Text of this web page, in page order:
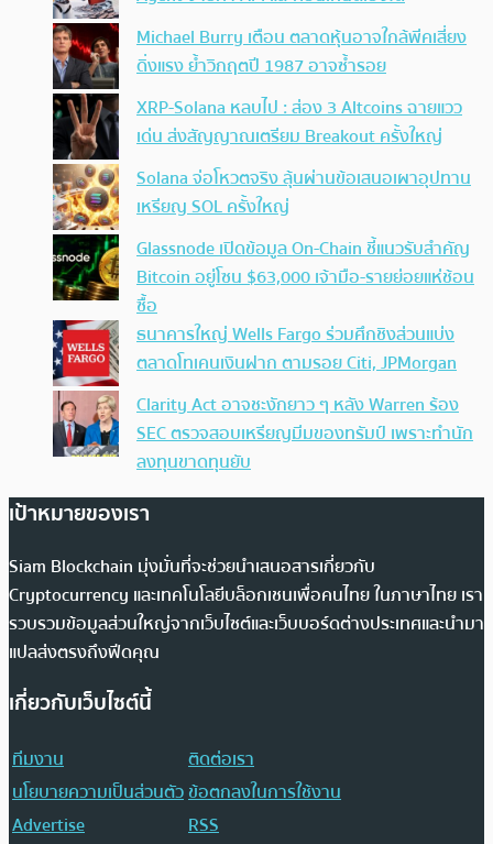
Michael Burry เตือน ตลาดหุ้นอาจใกล้พีคเสี่ยง
ดิ่งแรง ย้ำวิกฤตปี 1987 อาจซ้ำรอย
XRP-Solana หลบไป : ส่อง 3 Altcoins ฉายแวว
เด่น ส่งสัญญาณเตรียม Breakout ครั้งใหญ่
Solana จ่อโหวตจริง ลุ้นผ่านข้อเสนอเผาอุปทาน
เหรียญ SOL ครั้งใหญ่
Glassnode เปิดข้อมูล On-Chain ชี้แนวรับสำคัญ
Bitcoin อยู่โซน $63,000 เจ้ามือ-รายย่อยแห่ช้อน
ซื้อ
ธนาคารใหญ่ Wells Fargo ร่วมศึกชิงส่วนแบ่ง
ตลาดโทเคนเงินฝาก ตามรอย Citi, JPMorgan
Clarity Act อาจชะงักยาว ๆ หลัง Warren ร้อง
SEC ตรวจสอบเหรียญมีมของทรัมป์ เพราะทำนัก
ลงทุนขาดทุนยับ
เป้าหมายของเรา
Siam Blockchain มุ่งมั่นที่จะช่วยนำเสนอสารเกี่ยวกับ
Cryptocurrency และเทคโนโลยีบล็อกเชนเพื่อคนไทย ในภาษาไทย เรา
รวบรวมข้อมูลส่วนใหญ่จากเว็บไซต์และเว็บบอร์ดต่างประเทศและนำมา
แปลส่งตรงถึงฟีดคุณ
เกี่ยวกับเว็บไซต์นี้
ทีมงาน
ติดต่อเรา
นโยบายความเป็นส่วนตัวข้อตกลงในการใช้งาน
Advertise
RSS